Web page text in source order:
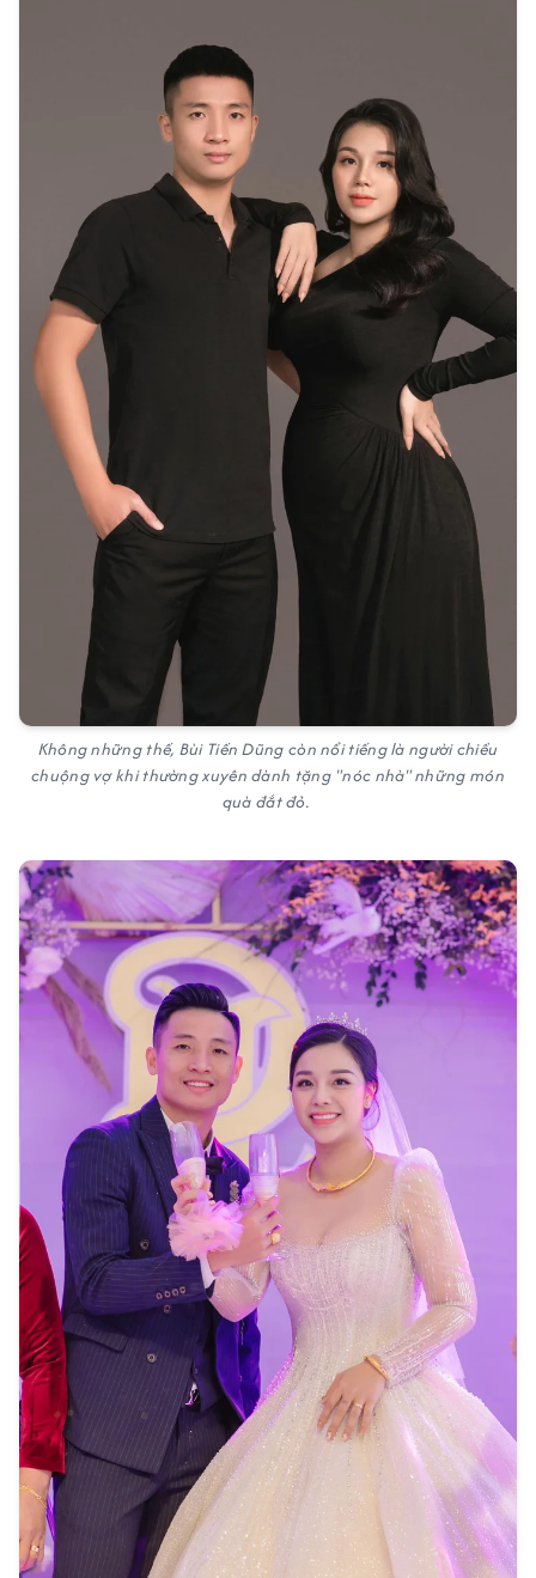
Không những thế, Bùi Tiến Dũng còn nổi tiếng là người chiều
chuộng vợ khi thường xuyên dành tặng "nóc nhà" những món
quà đắt đỏ.